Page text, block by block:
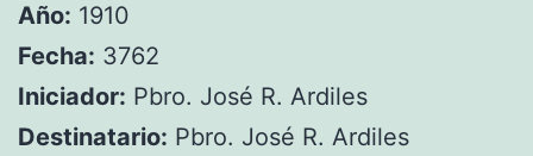
Año: 1910
Fecha: 3762
Iniciador: Pbro. José R. Ardiles
Destinatario: Pbro. José R. Ardiles